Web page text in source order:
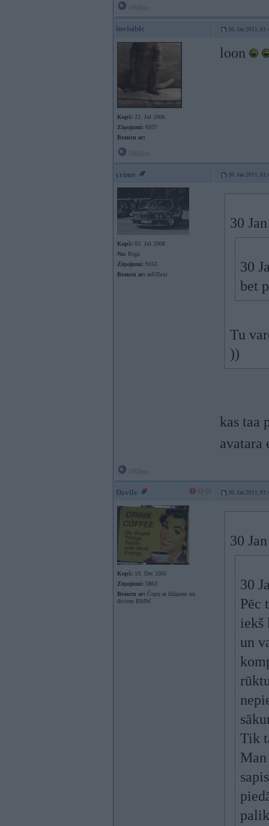
invisible 30. Jan 2011,
Kopš: 23. Jul 2006
Ziņojumi: 6937
Braucu ar:
loon
crime 30. Jan 2011,
Kopš: 03. Jul 2008
No: Rīga
Ziņojumi: 9163
Braucu ar: m635csi
30
30
bet
Tu
))
kas taa
avatara
Dzvile 30. Jan 2011,
Kopš: 19. Dec 2005
Ziņojumi: 5863
Braucu ar: Čupu ar lūžņiem un
diviem BMW.
30
30
Pēc
iekš
un
Tik